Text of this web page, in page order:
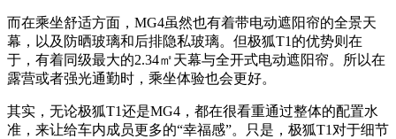
而在乘坐舒适方面，MG4虽然也有着带电动遮阳帘的全景天
幕，以及防晒玻璃和后排隐私玻璃。但极狐T1的优势则在
于，有着同级最大的2.34㎡天幕与全开式电动遮阳帘。所以在
露营或者强光通勤时，乘坐体验也会更好。
其实，无论极狐T1还是MG4，都在很看重通过整体的配置水
准，来让给车内成员更多的“幸福感”。只是，极狐T1对于细节